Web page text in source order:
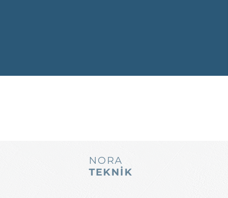
NORA
TEKNİK